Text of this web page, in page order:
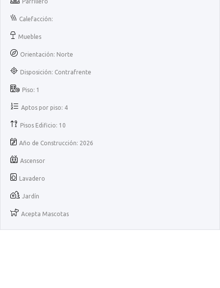
Calefacción:
Muebles
Orientación: Norte
Disposición: Contrafrente
Piso: 1
Aptos por piso: 4
Pisos Edificio: 10
Año de Construcción: 2026
Ascensor
Lavadero
Jardín
Acepta Mascotas